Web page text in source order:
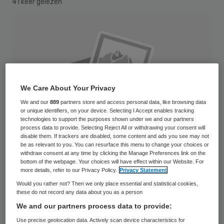
Advies- en ingenieursbureau DHV heeft,
samen met branchegenoot Dutch Health
Architects, een opdracht binnengesleept
We Care About Your Privacy
We and our889 partners store and access personal data, like browsing data
or unique identifiers, on your device. Selecting I Accept enables tracking
technologies to support the purposes shown under we and our partners
process data to provide. Selecting Reject All or withdrawing your consent will
disable them. If trackers are disabled, some content and ads you see may not
be as relevant to you. You can resurface this menu to change your choices or
withdraw consent at any time by clicking the Manage Preferences link on the
bottom of the webpage. Your choices will have effect within our Website. For
more details, refer to our Privacy Policy.
Privacy Statement
Would you rather not? Then we only place essential and statistical cookies,
these do not record any data about you as a person
We and our partners process data to provide:
Use precise geolocation data. Actively scan device characteristics for